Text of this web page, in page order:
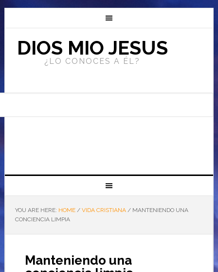
DIOS MIO JESUS
¿LO CONOCES A ÉL?
YOU ARE HERE: HOME / VIDA CRISTIANA /MANTENIENDO UNA
CONCIENCIA LIMPIA
Manteniendo una